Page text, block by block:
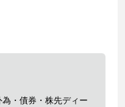
・債券・株先ディー